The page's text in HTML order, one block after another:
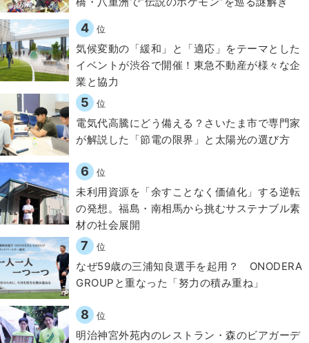
4 位
気候変動の「緩和」と「適応」をテーマとした
イベントが渋谷で開催！東急不動産が様々な企
業と協力
5 位
電気代高騰にどう備える？さいたま市で専門家
が解説した「節電の限界」と太陽光の選び方
6 位
​​未利用資源を「余すことなく価値化」する逆転
の発想。福島・南相馬から挑むサステナブル素
材の社会展開​
7 位
なぜ59歳の三浦知良選手を起用？ ONODERA
GROUPと重なった「努力の積み重ね」
8 位
明治神宮外苑内のレストラン・森のビアガーデ